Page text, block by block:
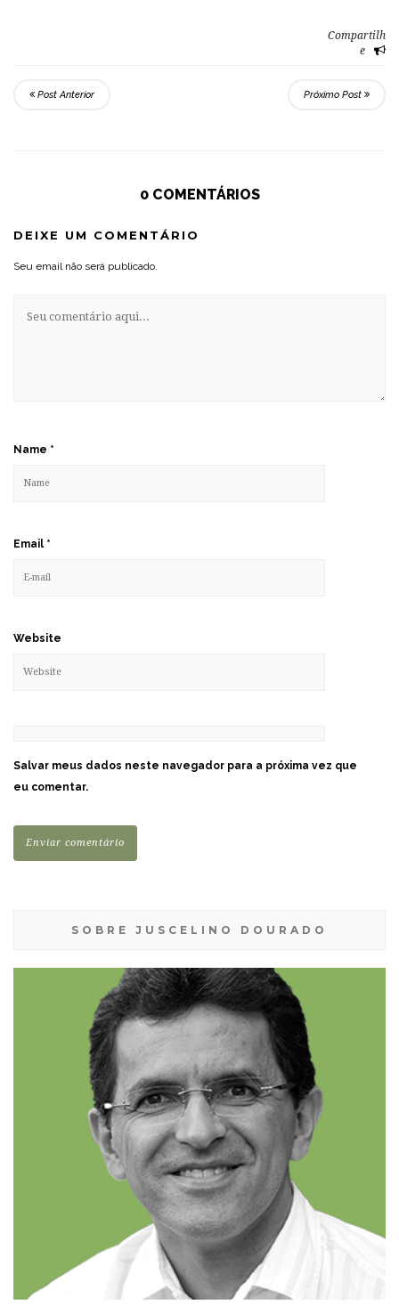
Compartilh
e
Post Anterior Próximo Post
0 COMENTÁRIOS
DEIXE UM COMENTÁRIO
Seu email não será publicado.
Name *
Email *
Website
Salvar meus dados neste navegador para a próxima vez que
eu comentar.
SOBRE JUSCELINO DOURADO